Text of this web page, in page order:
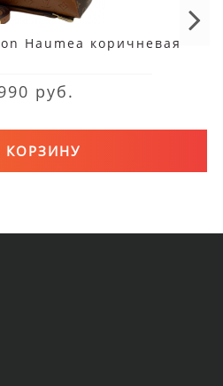
Haumea коричневая
руб.
КОРЗИНУ